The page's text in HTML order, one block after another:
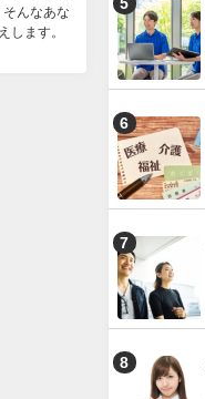
んなあな
します。